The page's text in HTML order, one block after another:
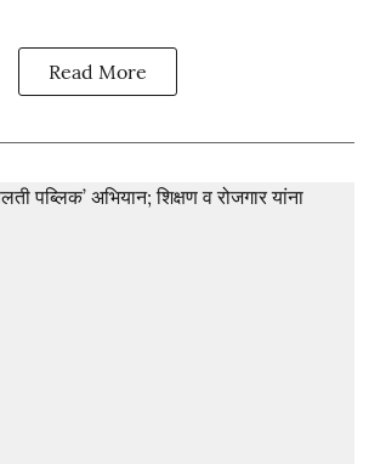
Read More